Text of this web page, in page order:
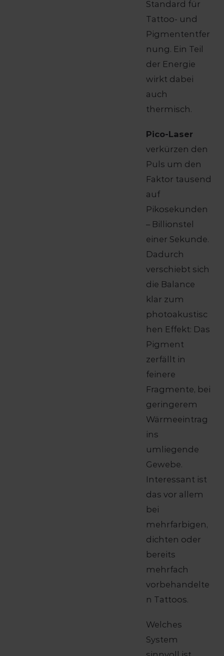
Standard für
Tattoo- und
Pigmententfer
nung. Ein Teil
der Energie
wirkt dabei
auch
thermisch.
Pico-Laser
verkürzen den
Puls um den
Faktor tausend
auf
Pikosekunden
– Billionstel
einer Sekunde.
Dadurch
verschiebt sich
die Balance
klar zum
photoakustisc
hen Effekt: Das
Pigment
zerfällt in
feinere
Fragmente, bei
geringerem
Wärmeeintrag
ins
umliegende
Gewebe.
Interessant ist
das vor allem
bei
mehrfarbigen,
dichten oder
bereits
mehrfach
vorbehandelte
n Tattoos.
Welches
System